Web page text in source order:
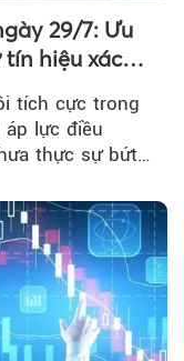
29/7: Ưu
hiệu xác
tích cực trong
lực điều
thực sự bứt